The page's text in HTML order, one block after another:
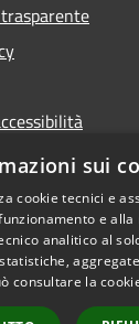
sui
cookie tecnici e
e alla
analitico al
consultare la